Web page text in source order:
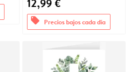
12,99 €
offers Precios bajos cada día